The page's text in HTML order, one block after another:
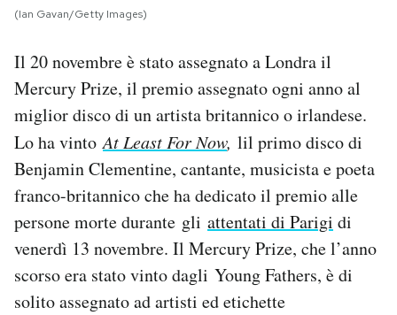
SHOP
AREA PERSONALE
Area Personale
Newsletter
Notifiche mobile
Regala il Post
(Ian Gavan/Getty Images)
Il 20 novembre è stato assegnato a Londra il
Mercury Prize, il premio assegnato ogni anno al
miglior disco di un artista britannico o irlandese.
Lo ha vintoAt Least For Now, lil primo disco di
Benjamin Clementine, cantante, musicista e poeta
franco-britannico che ha dedicato il premio alle
persone morte durante gli attentati di Parigi di
venerdì 13 novembre. Il Mercury Prize, che l’anno
scorso era stato vinto dagli Young Fathers, è di
solito assegnato ad artisti ed etichette